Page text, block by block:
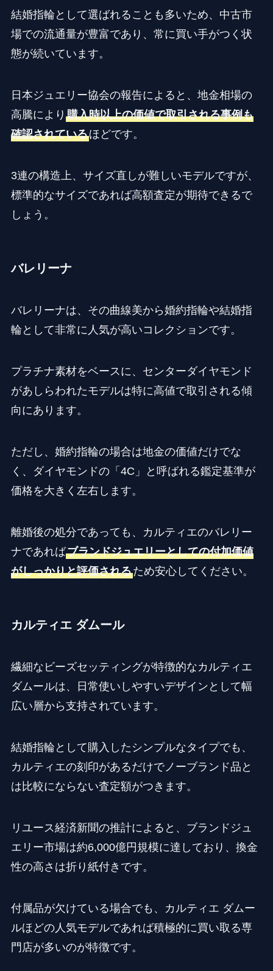
結婚指輪として選ばれることも多いため、中古市
場での流通量が豊富であり、常に買い手がつく状
態が続いています。
日本ジュエリー協会の報告によると、地金相場の
高騰により 購入時以上の価値で取引される事例も
確認されているほどです。
3連の構造上、サイズ直しが難しいモデルですが、
標準的なサイズであれば高額査定が期待できるで
しょう。
バレリーナ
バレリーナは、その曲線美から婚約指輪や結婚指
輪として非常に人気が高いコレクションです。
プラチナ素材をベースに、センターダイヤモンド
があしらわれたモデルは特に高値で取引される傾
向にあります。
ただし、婚約指輪の場合は地金の価値だけでな
く、ダイヤモンドの「4C」と呼ばれる鑑定基準が
価格を大きく左右します。
離婚後の処分であっても、カルティエのバレリー
ナであればブランドジュエリーとしての付加価値
がしっかりと評価されるため安心してください。
カルティエ ダムール
繊細なビーズセッティングが特徴的なカルティエ
ダムールは、日常使いしやすいデザインとして幅
広い層から支持されています。
結婚指輪として購入したシンプルなタイプでも、
カルティエの刻印があるだけでノーブランド品と
は比較にならない査定額がつきます。
リユース経済新聞の推計によると、ブランドジュ
エリー市場は約6,000億円規模に達しており、換金
性の高さは折り紙付きです。
付属品が欠けている場合でも、カルティエ ダムー
ルほどの人気モデルであれば積極的に買い取る専
門店が多いのが特徴です。